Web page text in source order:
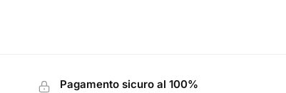
Pagamento sicuro al 100%